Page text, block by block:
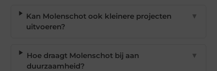
Kan Molenschot ook kleinere projecten
uitvoeren?
▼
Hoe draagt Molenschot bij aan
duurzaamheid?
▼